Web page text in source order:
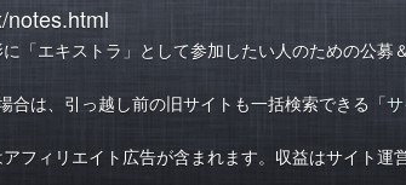
「エキストラ」として参加したい人のための公募
合は、引っ越し前の旧サイトも一括検索できる 「
フィリエイト広告が含まれます。収益はサイト運